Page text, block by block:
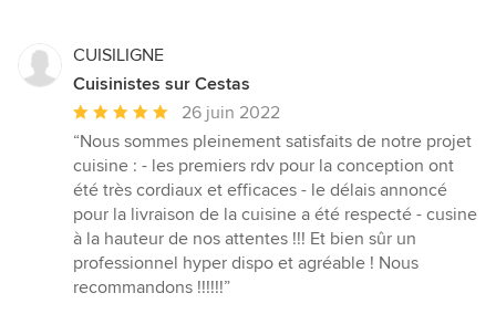
CUISILIGNE
Cuisinistes sur Cestas
Note
moyenne
:
5
étoiles
sur
5
26 juin 2022
“Nous sommes pleinement satisfaits de notre projet
cuisine : - les premiers rdv pour la conception ont
été très cordiaux et efficaces - le délais annoncé
pour la livraison de la cuisine a été respecté - cusine
à la hauteur de nos attentes !!! Et bien sûr un
professionnel hyper dispo et agréable ! Nous
recommandons !!!!!!”